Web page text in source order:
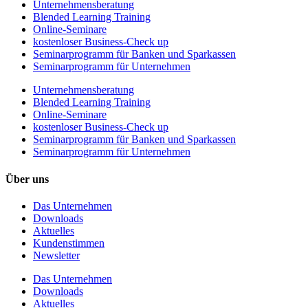
Unternehmens­beratung
Blended Learning Training
Online-Seminare
kostenloser Business-Check up
Seminarprogramm für Banken und Sparkassen
Seminarprogramm für Unternehmen
Unternehmens­beratung
Blended Learning Training
Online-Seminare
kostenloser Business-Check up
Seminarprogramm für Banken und Sparkassen
Seminarprogramm für Unternehmen
Über uns
Das Unternehmen
Downloads
Aktuelles
Kundenstimmen
Newsletter
Das Unternehmen
Downloads
Aktuelles